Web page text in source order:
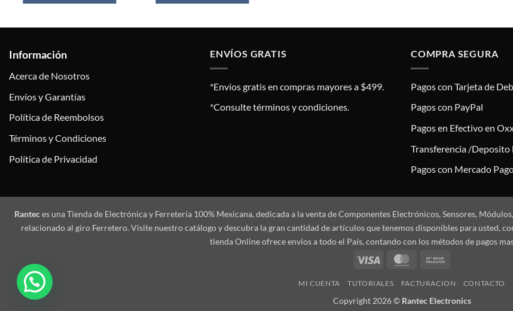
Información
Acerca de Nosotros
Envíos y Garantías
Política de Reembolsos
Términos y Condiciones
Política de Privacidad
ENVÍOS GRATIS
*Envíos gratis en compras mayores a $499.
*Consulte términos y condiciones.
COMPRA SEGURA
Pagos con Tarjeta de
Pagos con PayPal
Pagos en Efectivo en
Transferencia /Deposito
Pagos con Mercado
Ranteces una Tienda de Electrónica y Ferretería 100% Mexicana, dedicada a la venta de Componentes Electrónicos, Sensores,
relacionado al giro Ferretero. Visite nuestro catálogo y descubra la gran cantidad de artículos que tenemos disponibles para usted,
tienda Online ofrece envíos a todo el País, contando con los métodos de pagos
Visa
MasterCard
MI CUENTA TUTORIALES FACTURACION CONTACTO
Copyright 2026 © Rantec Electronics